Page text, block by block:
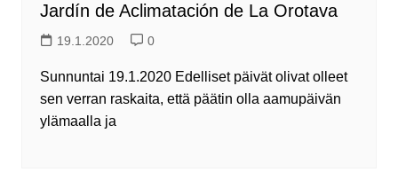
Jardín de Aclimatación de La Orotava
19.1.2020 0
Sunnuntai 19.1.2020 Edelliset päivät olivat olleet
sen verran raskaita, että päätin olla aamupäivän
ylämaalla ja